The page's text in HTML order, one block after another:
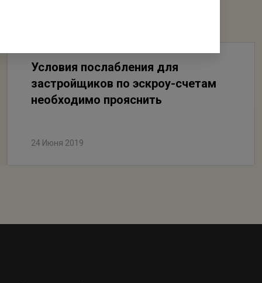
Условия послабления для
застройщиков по эскроу-счетам
необходимо прояснить
24 Июня 2019